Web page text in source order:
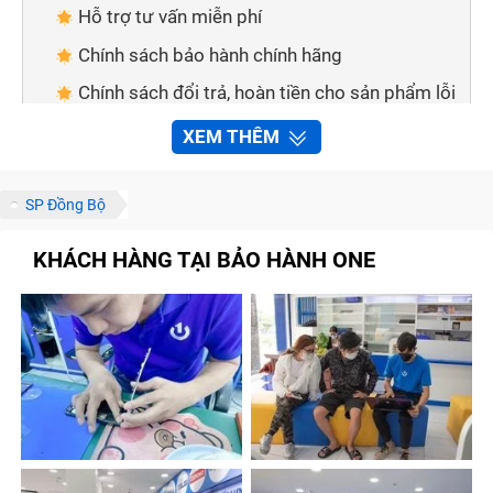
Hỗ trợ tư vấn miễn phí
Chính sách bảo hành chính hãng
Chính sách đổi trả, hoàn tiền cho sản phẩm lỗi
Đa dạng hình thức thanh toán
Cách thức để liên hệ với Trung Tâm Bảo Hành
Thông qua số điện thoại
Thông qua các kênh thông tin
Những lưu ý để sửa chữa Không Kết Nối
Wifi nhanh chóng tại Trung Tâm Bảo Hành One
Gọi điện để được tư vấn trước khi đến
Đặt trước lịch hẹn
Xem trước bảng báo giá
XEM THÊM
SP Đồng Bộ
KHÁCH HÀNG TẠI BẢO HÀNH ONE